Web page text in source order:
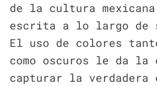
de la cultura
escrita a lo largo de
El uso de colores
como oscuros le da la
capturar la verdadera